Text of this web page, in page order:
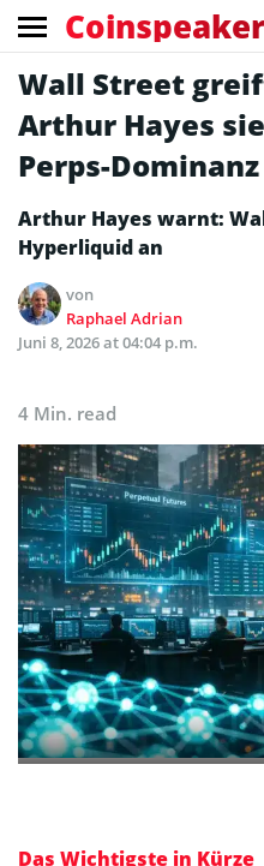
Coinspeaker
Wall Street
Arthur Hayes
Perps-Dominanz
Arthur Hayes warnt:
Hyperliquid an
von
Raphael Adrian
Juni 8, 2026 at 04:04 p.m.
4 Min. read
Das Wichtigste in Kürze